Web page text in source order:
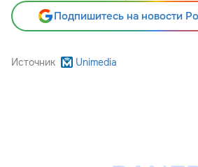
Подпишитесь на новости
Источник Unimedia